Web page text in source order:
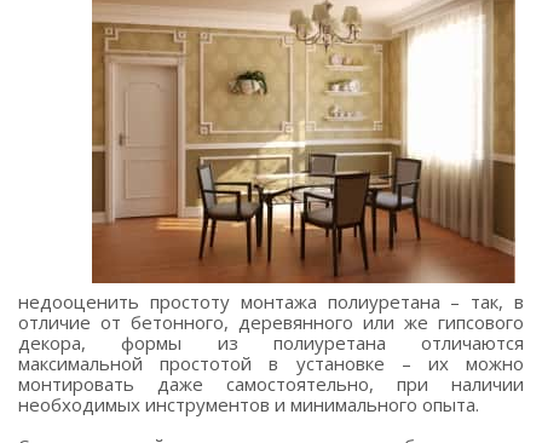
недооценить простоту монтажа полиуретана – так, в
отличие от бетонного, деревянного или же гипсового
декора, формы из полиуретана отличаются
максимальной простотой в установке – их можно
монтировать даже самостоятельно, при наличии
необходимых инструментов и минимального опыта.